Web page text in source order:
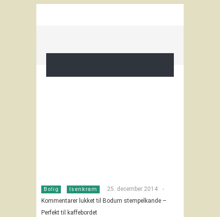
Bolig Isenkram 25. december 2014
-
Kommentarer lukkettil Bodum stempelkande –
Perfekt til kaffebordet